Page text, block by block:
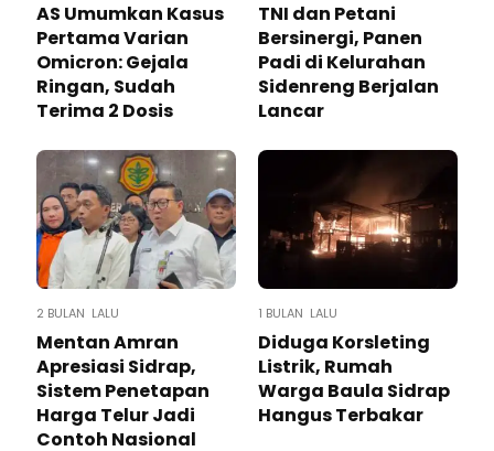
AS Umumkan Kasus
Pertama Varian
Omicron: Gejala
Ringan, Sudah
Terima 2 Dosis
TNI dan Petani
Bersinergi, Panen
Padi di Kelurahan
Sidenreng Berjalan
Lancar
2 BULAN LALU
Mentan Amran
Apresiasi Sidrap,
Sistem Penetapan
Harga Telur Jadi
Contoh Nasional
1 BULAN LALU
Diduga Korsleting
Listrik, Rumah
Warga Baula Sidrap
Hangus Terbakar